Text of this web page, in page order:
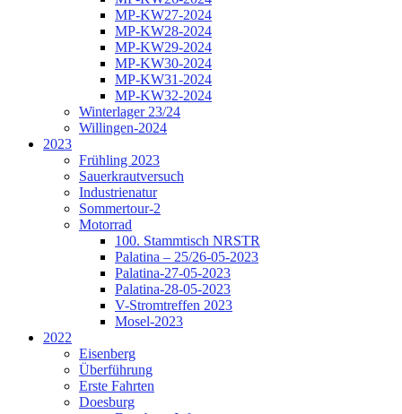
MP-KW27-2024
MP-KW28-2024
MP-KW29-2024
MP-KW30-2024
MP-KW31-2024
MP-KW32-2024
Winterlager 23/24
Willingen-2024
2023
Frühling 2023
Sauerkrautversuch
Industrienatur
Sommertour-2
Motorrad
100. Stammtisch NRSTR
Palatina – 25/26-05-2023
Palatina-27-05-2023
Palatina-28-05-2023
V-Stromtreffen 2023
Mosel-2023
2022
Eisenberg
Überführung
Erste Fahrten
Doesburg